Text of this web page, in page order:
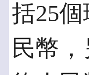
括25
民幣